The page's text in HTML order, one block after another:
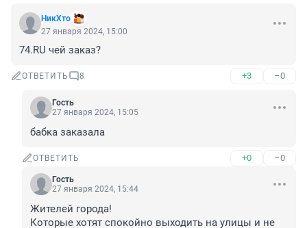
НикХто
27 января 2024, 15:00
74.RU чей заказ?
ОТВЕТИТЬ 8 +3 –0
Гость
27 января 2024, 15:05
бабка заказала
ОТВЕТИТЬ +0 –0
Гость
27 января 2024, 15:44
Жителей города!
Которые хотят спокойно выходить на улицы и не